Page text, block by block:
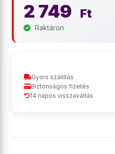
2 749 Ft
Raktáron
Gyors szállítás
Biztonságos fizetés
14 napos visszaváltás